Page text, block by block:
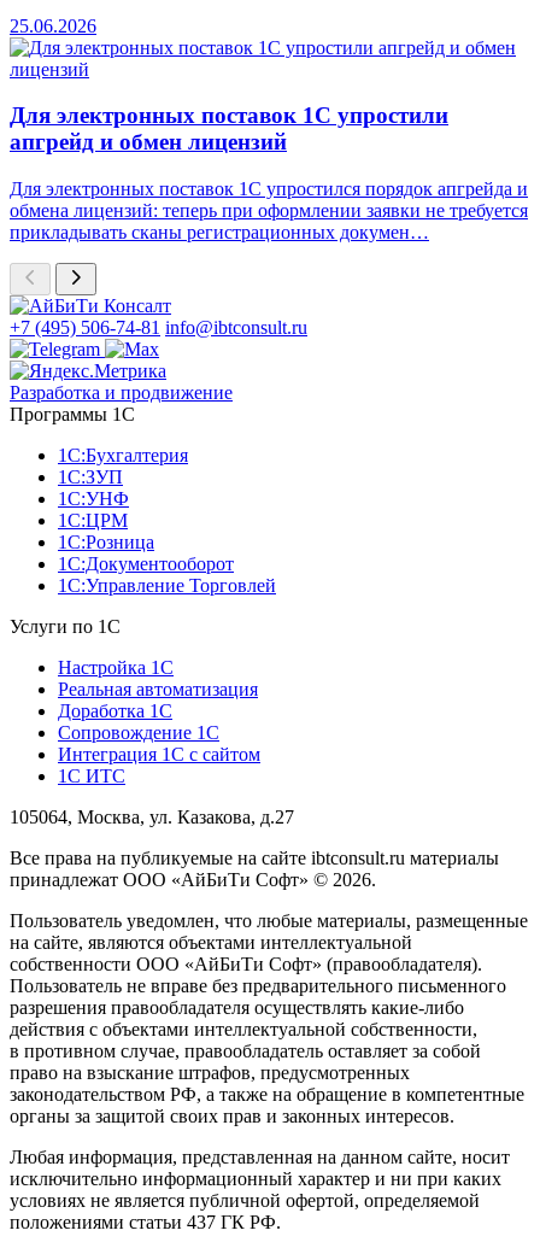
25.06.2026
Для электронных поставок 1С упростили
апгрейд и обмен лицензий
Для электронных поставок 1С упростился порядок апгрейда и
обмена лицензий: теперь при оформлении заявки не требуется
прикладывать сканы регистрационных докумен…
+7 (495) 506-74-81 info@ibtconsult.ru
Разработка и продвижение
Программы 1С
1С:Бухгалтерия
1С:ЗУП
1С:УНФ
1С:ЦРМ
1С:Розница
1С:Документооборот
1С:Управление Торговлей
Услуги по 1С
Настройка 1С
Реальная автоматизация
Доработка 1С
Сопровождение 1С
Интеграция 1С с сайтом
1С ИТС
105064, Москва, ул. Казакова, д.27
Все права на публикуемые на сайте ibtconsult.ru материалы
принадлежат ООО «АйБиТи Софт» © 2026.
Пользователь уведомлен, что любые материалы, размещенные
на сайте, являются объектами интеллектуальной
собственности ООО «АйБиТи Софт» (правообладателя).
Пользователь не вправе без предварительного письменного
разрешения правообладателя осуществлять какие-либо
действия с объектами интеллектуальной собственности,
в противном случае, правообладатель оставляет за собой
право на взыскание штрафов, предусмотренных
законодательством РФ, а также на обращение в компетентные
органы за защитой своих прав и законных интересов.
Любая информация, представленная на данном сайте, носит
исключительно информационный характер и ни при каких
условиях не является публичной офертой, определяемой
положениями статьи 437 ГК РФ.